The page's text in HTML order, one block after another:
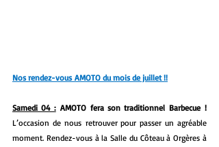
Nos rendez-vous AMOTO du mois de juillet !!
Samedi 04 :
L’occasion de nous retrouver pour passer un agréable
moment. Rendez-vous à la Salle du Côteau à Orgères à